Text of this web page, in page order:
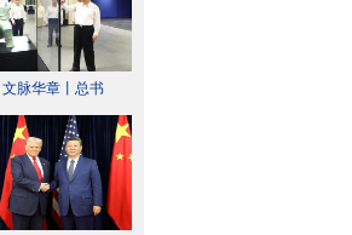
文脉华章丨总书